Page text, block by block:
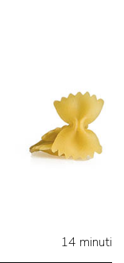
14 minuti